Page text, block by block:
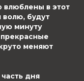
влюблены в этот
будут
минуту
меняют
дня